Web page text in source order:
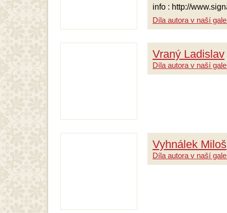
info : http://
Díla autora v naší
Vraný Ladislav
Díla autora v naší
Vyhnálek Miloš
Díla autora v naší